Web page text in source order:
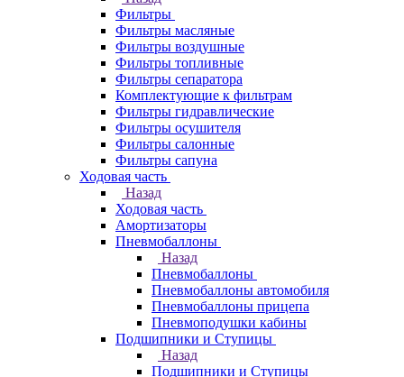
Фильтры
Фильтры масляные
Фильтры воздушные
Фильтры топливные
Фильтры сепаратора
Комплектующие к фильтрам
Фильтры гидравлические
Фильтры осушителя
Фильтры салонные
Фильтры сапуна
Ходовая часть
Назад
Ходовая часть
Амортизаторы
Пневмобаллоны
Назад
Пневмобаллоны
Пневмобаллоны автомобиля
Пневмобаллоны прицепа
Пневмоподушки кабины
Подшипники и Ступицы
Назад
Подшипники и Ступицы